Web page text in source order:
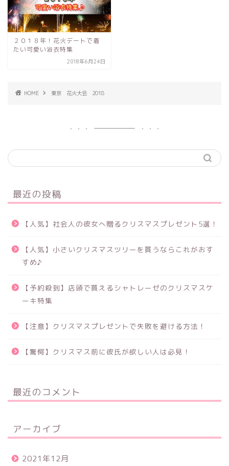
２０１８年！花火デートで着
たい可愛い浴衣特集
2018年6月24日
HOME 東京 花火大会 2018
最近の投稿
【人気】社会人の彼女へ贈るクリスマスプレゼント5選！
【人気】小さいクリスマスツリーを買うならこれがおす
すめ♪
【予約殺到】店頭で買えるシャトレーゼのクリスマスケ
ーキ特集
【注意】クリスマスプレゼントで失敗を避ける方法！
【驚愕】クリスマス前に彼氏が欲しい人は必見！
最近のコメント
アーカイブ
2021年12月